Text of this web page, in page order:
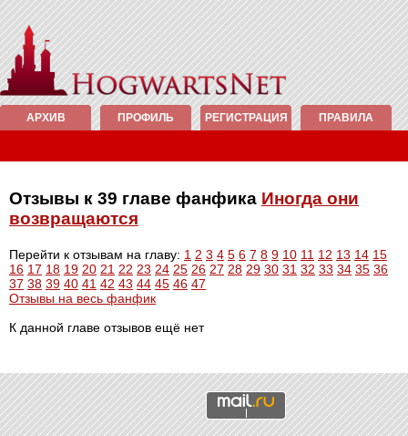
АРХИВ ПРОФИЛЬ РЕГИСТРАЦИЯ ПРАВИЛА
Отзывы к 39 главе фанфика Иногда они
возвращаются
Перейти к отзывам на главу: 1 2 3 4 5 6 7 8 9 10 11 12 13 14 15
16 17 18 19 20 21 22 23 24 25 26 27 28 29 30 31 32 33 34 35 36
37 38 39 40 41 42 43 44 45 46 47
Отзывы на весь фанфик
К данной главе отзывов ещё нет